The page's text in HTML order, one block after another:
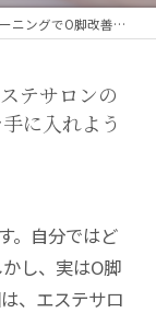
ステサロンの最新マシンを使って理想の美脚を手に入れよう
テサロンの
に入れよう
。自分ではど
し、実はO脚
、エステサロ